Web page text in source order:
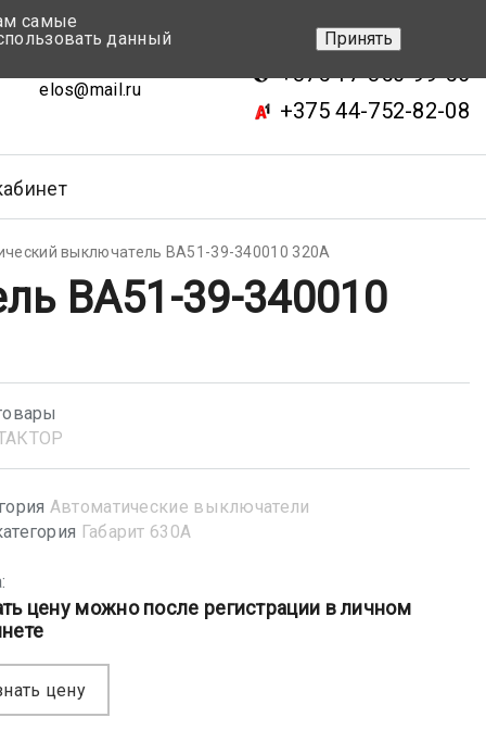
elos@mail.ru
+375 17-343-46-70
+375 17-350-99-56
+375 44-752-82-08
выключатель ВА51-39-340010 320А
ВА51-39-340010
Автоматические выключатели
Габарит 630А
цену можно после регистрации в личном
цену
самые
данный
Принять